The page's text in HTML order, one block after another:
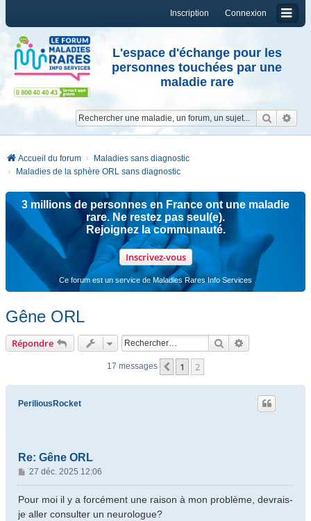
Connexion
Inscription
L'espace d'échange pour les
personnes touchées par une
maladie rare
Accueil du forum
Maladies sans diagnostic
Maladies de la sphère ORL sans diagnostic
3 millions de personnes en France ont une maladie
rare. Ne restez pas seul(e).
Rejoignez la communauté.
Inscrivez-vous
Ce forum est un service de Maladies Rares Info Services
Gêne ORL
Répondre Rechercher
17 messages Précédent
1 2
PeriliousRocket
Re: Gêne ORL
M
e
s
27 déc. 2025 12:06
Pour moi il y a forcément une raison à mon problème, devrais-
je aller consulter un neurologue?